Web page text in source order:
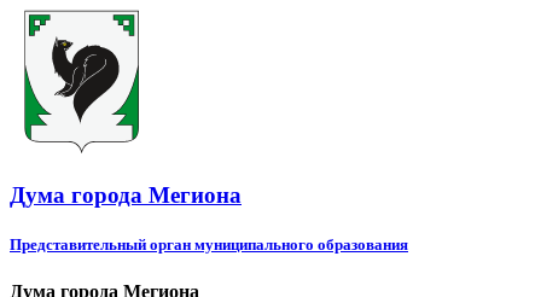
Дума города Мегиона
Представительный орган муниципального образования
Дума города Мегиона